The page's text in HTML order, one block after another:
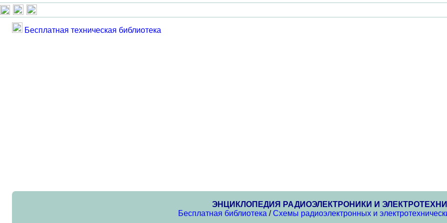
Бесплатная техническая библиотека
ЭНЦИКЛОПЕДИЯ РАДИОЭЛЕКТРОНИКИ И
Бесплатная библиотека /Схемы радиоэлектронных и